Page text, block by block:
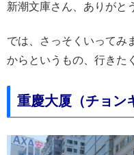
新潮文庫さん、ありがと
では、さっそくいってみ
からというもの、行きた
重慶大厦（チョン